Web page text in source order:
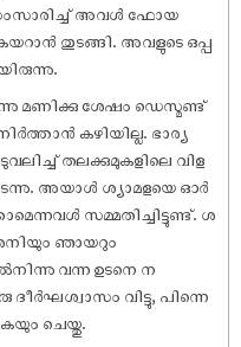
അവൾ ഫോയ
തുടങ്ങി. അവളുടെ ഒപ്പ
മണിക്കു ശേഷം ഡെസ്മണ്ട്
കഴിയില്ല. ഭാര്യ
തലക്കുമുകളിലെ വിള
അയാൾ ശ്യാമളയെ ഓർ
സമ്മതിച്ചിട്ടുണ്ട്. ശ
ഞായറും
വന്ന ഉടനെ ന
വിട്ടു, പിന്നെ
ചെയ്തു.